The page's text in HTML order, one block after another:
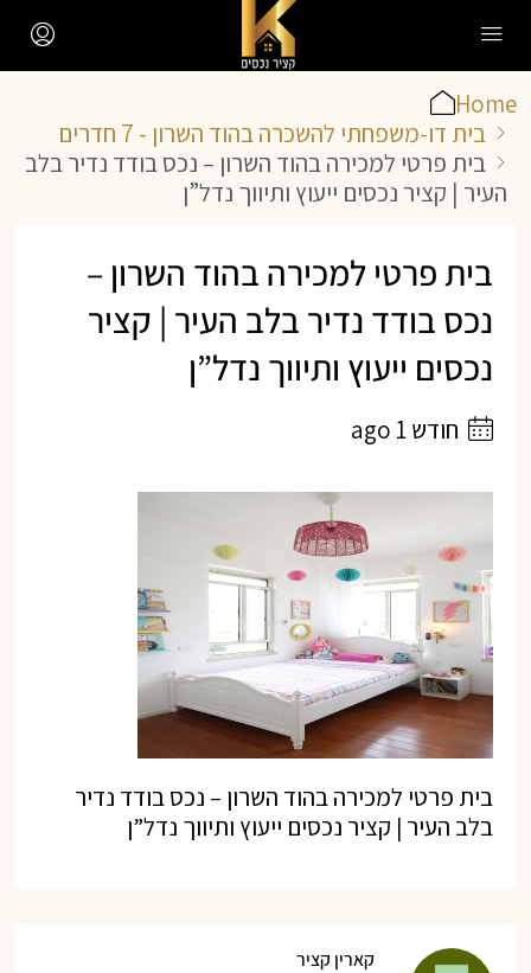
Home
בית דו-משפחתי להשכרה בהוד השרון - 7 חדרים
בית פרטי למכירה בהוד השרון – נכס בודד נדיר בלב
העיר | קציר נכסים ייעוץ ותיווך נדל”ן
בית פרטי למכירה בהוד השרון –
נכס בודד נדיר בלב העיר | קציר
נכסים ייעוץ ותיווך נדל”ן
חודש 1 ago
בית פרטי למכירה בהוד השרון – נכס בודד נדיר
בלב העיר | קציר נכסים ייעוץ ותיווך נדל”ן
קארין קציר